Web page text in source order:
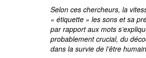
Selon ces chercheurs, la
« étiquette » les sons et sa
par rapport aux mots
probablement crucial, du
dans la survie de l’être